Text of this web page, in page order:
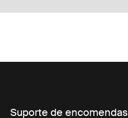
Suporte de encomendas